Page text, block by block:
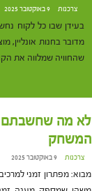
צרכנות 9 באוקטובר 2025 at 16:46
בעידן שבו כל לקוח
מדובר בחנות אונליין,
שהחוויה שמלווה את
לא מה שחשבתם:
המשחק
צרכנות 9 באוקטובר 2025 at 16:42
מבוא: מפתרון זמני